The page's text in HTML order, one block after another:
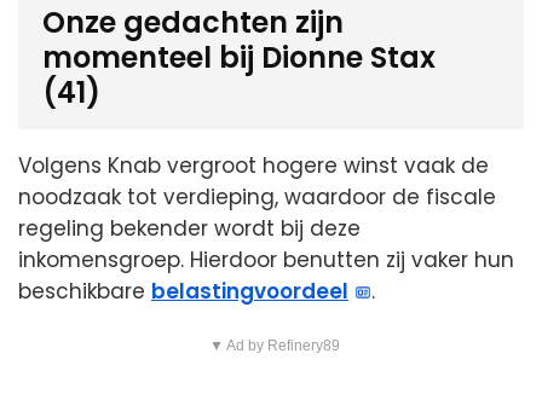
Onze gedachten zijn
momenteel bij Dionne Stax
(41)
Volgens Knab vergroot hogere winst vaak de
noodzaak tot verdieping, waardoor de fiscale
regeling bekender wordt bij deze
inkomensgroep. Hierdoor benutten zij vaker hun
beschikbare belastingvoordeel .
▼ Ad by Refinery89